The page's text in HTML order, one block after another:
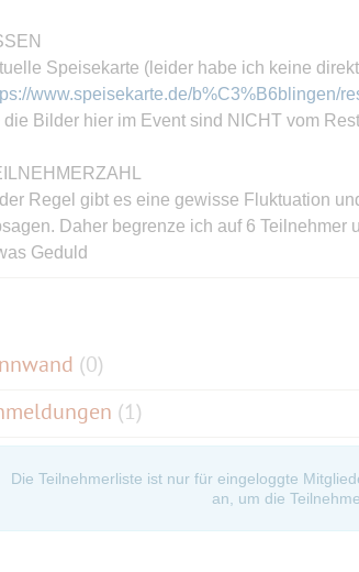
Speisekarte (leider habe ich keine
www.speisekarte.de/b%C3%B6blingen/
die Bilder hier im Event sind NICHT vom
Regel gibt es eine gewisse Fluktuation
Daher begrenze ich auf 6 Teilnehmer
Geduld
www.google.de/maps/dir/Bahnhof+-
www.parkopedia.de/parking/locations/
(0)
(1)
Die Teilnehmerliste ist nur für eingeloggte
an, um die